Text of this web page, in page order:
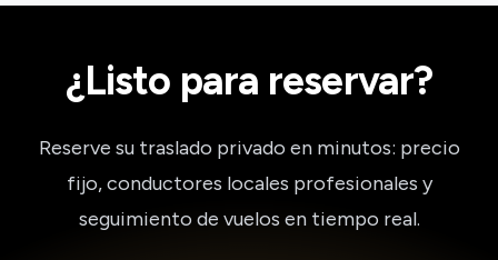
¿Listo para reservar?
Reserve su traslado privado en minutos: precio
fijo, conductores locales profesionales y
seguimiento de vuelos en tiempo real.